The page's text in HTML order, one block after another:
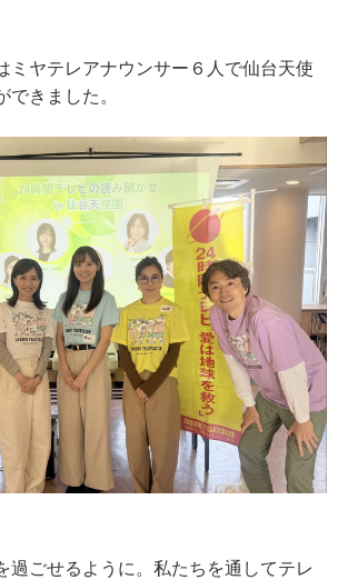
ミヤテレアナウンサー６人で仙台天使
できました。
過ごせるように。私たちを通してテレ